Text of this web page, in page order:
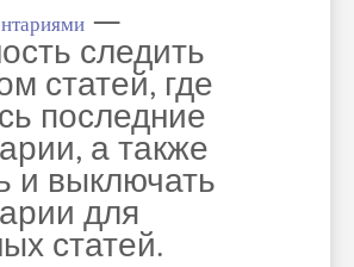
—
следить
статей, где
последние
а также
и выключать
для
статей.